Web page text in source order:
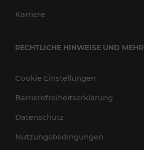
Karriere
RECHTLICHE HINWEISE UND MEHR
Cookie Einstellungen
Barrierefreiheitserklärung
Datenschutz
Nutzungsbedingungen